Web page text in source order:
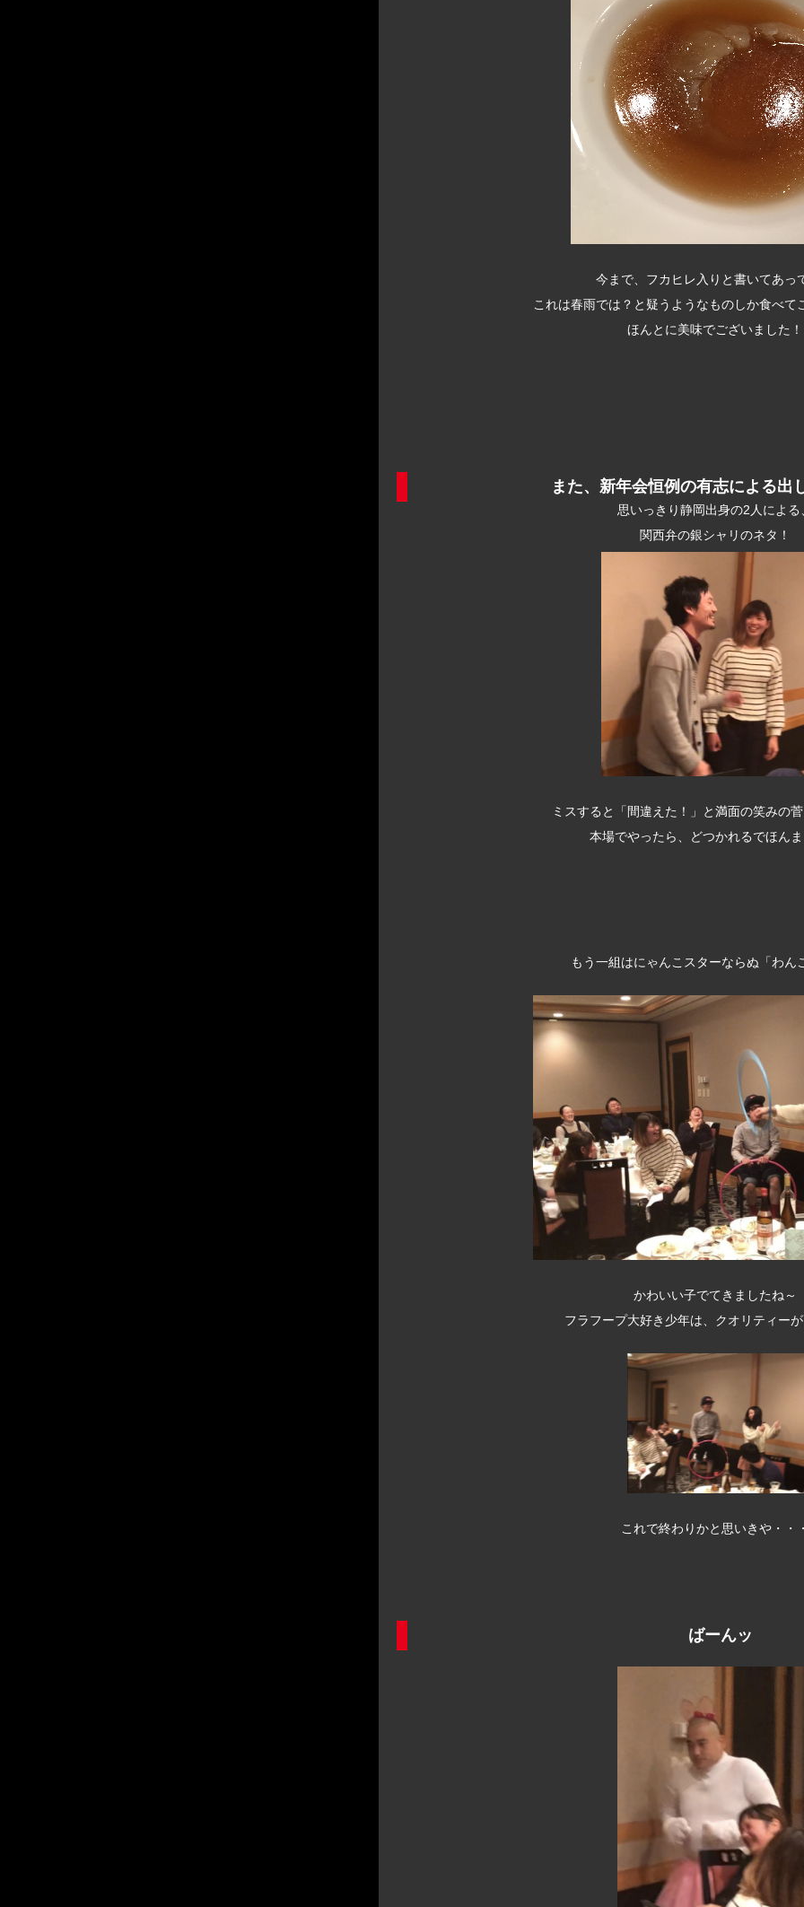
今まで、フカヒレ入りと書いてあっ
これは春雨では？と疑うようなものしか食べて
ほんとに美味でございました！
また、新年会恒例の有志による出
思いっきり静岡出身の2人による
関西弁の銀シャリのネタ！
ミスすると「間違えた！」と満面の笑みの
本場でやったら、どつかれるでほん
もう一組はにゃんこスターならぬ「わん
かわいい子でてきましたね～
フラフープ大好き少年は、クオリティー
これで終わりかと思いきや・・
ばーんッ